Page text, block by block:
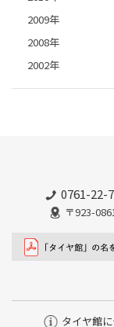
2009年
2008年
2002年
0761-22-
〒923-
タイヤ館